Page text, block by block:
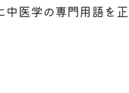
中医学の専門用語を